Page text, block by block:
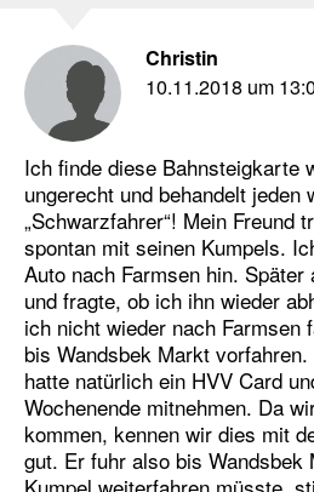
Christin
10.11.2018 um
Ich finde diese Bahnsteigkarte
ungerecht und behandelt jeden
„Schwarzfahrer“! Mein Freund
spontan mit seinen Kumpels.
Auto nach Farmsen hin.
und fragte, ob ich ihn wieder
ich nicht wieder nach Farmsen
bis Wandsbek Markt
hatte natürlich ein HVV Card
Wochenende mitnehmen. Da
kommen, kennen wir dies mit
gut. Er fuhr also bis Wandsbek